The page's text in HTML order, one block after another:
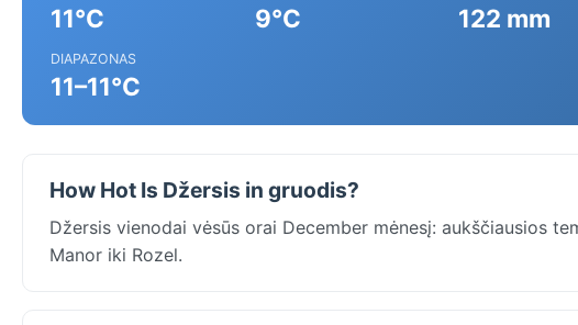
11°C 9°C 122 mm
DIAPAZONAS
11–11°C
How Hot Is Džersis in gruodis?
Džersis vienodai vėsūs orai December mėnesį: aukščiausios
Manor iki Rozel.